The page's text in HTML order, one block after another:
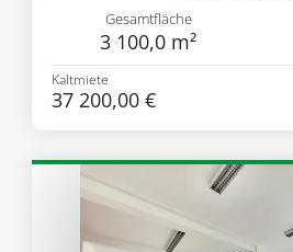
Gesamtfläche
3 100,0 m²
Kaltmiete
37 200,00 €